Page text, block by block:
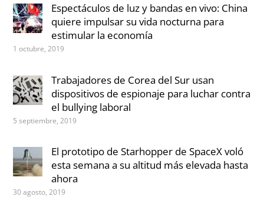
Espectáculos de luz y bandas en vivo: China
quiere impulsar su vida nocturna para
estimular la economía
1 octubre, 2019
Trabajadores de Corea del Sur usan
dispositivos de espionaje para luchar contra
el bullying laboral
5 septiembre, 2019
El prototipo de Starhopper de SpaceX voló
esta semana a su altitud más elevada hasta
ahora
30 agosto, 2019